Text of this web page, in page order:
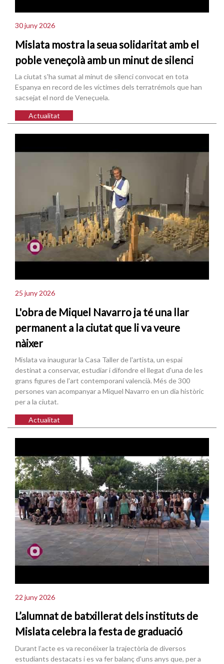
30 juny 2026
Mislata mostra la seua solidaritat amb el
poble veneçolà amb un minut de silenci
La ciutat s'ha sumat al minut de silenci convocat en tota
Espanya en record de les víctimes dels terratrémols que han
sacsejat el nord de Veneçuela.
Actualitat
25 juny 2026
L'obra de Miquel Navarro ja té una llar
permanent a la ciutat que li va veure
nàixer
Mislata va inaugurar la Casa Taller de l'artista, un espai
destinat a conservar, estudiar i difondre el llegat d'una de les
grans figures de l'art contemporani valencià. Més de 300
persones van acompanyar a Miquel Navarro en un dia històric
per a la ciutat.
Actualitat
22 juny 2026
L’alumnat de batxillerat dels instituts de
Mislata celebra la festa de graduació
Durant l’acte es va reconéixer la trajectòria de diversos
estudiants destacats i es va fer balanç d'uns anys que, per a